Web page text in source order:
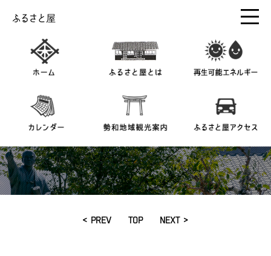
ふるさと屋
< PREV TOP NEXT >